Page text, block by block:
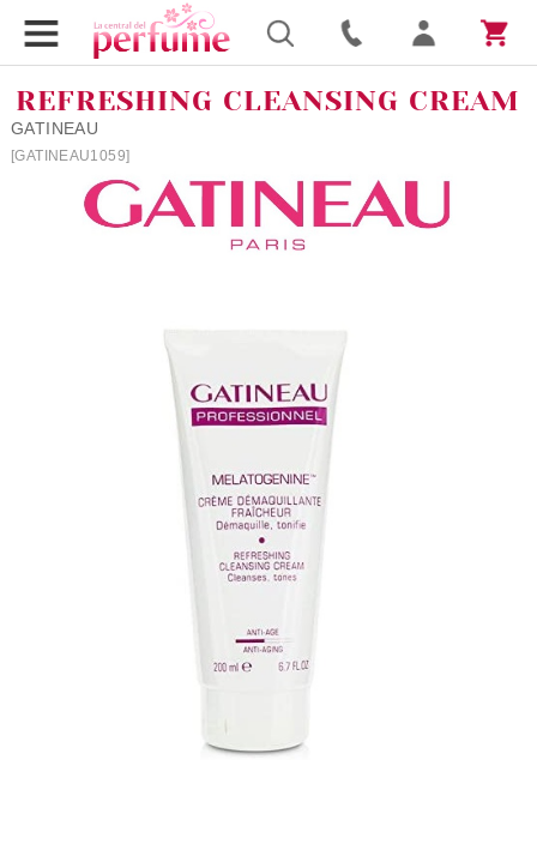
REFRESHING CLEANSING CREAM
GATINEAU
[GATINEAU1059]